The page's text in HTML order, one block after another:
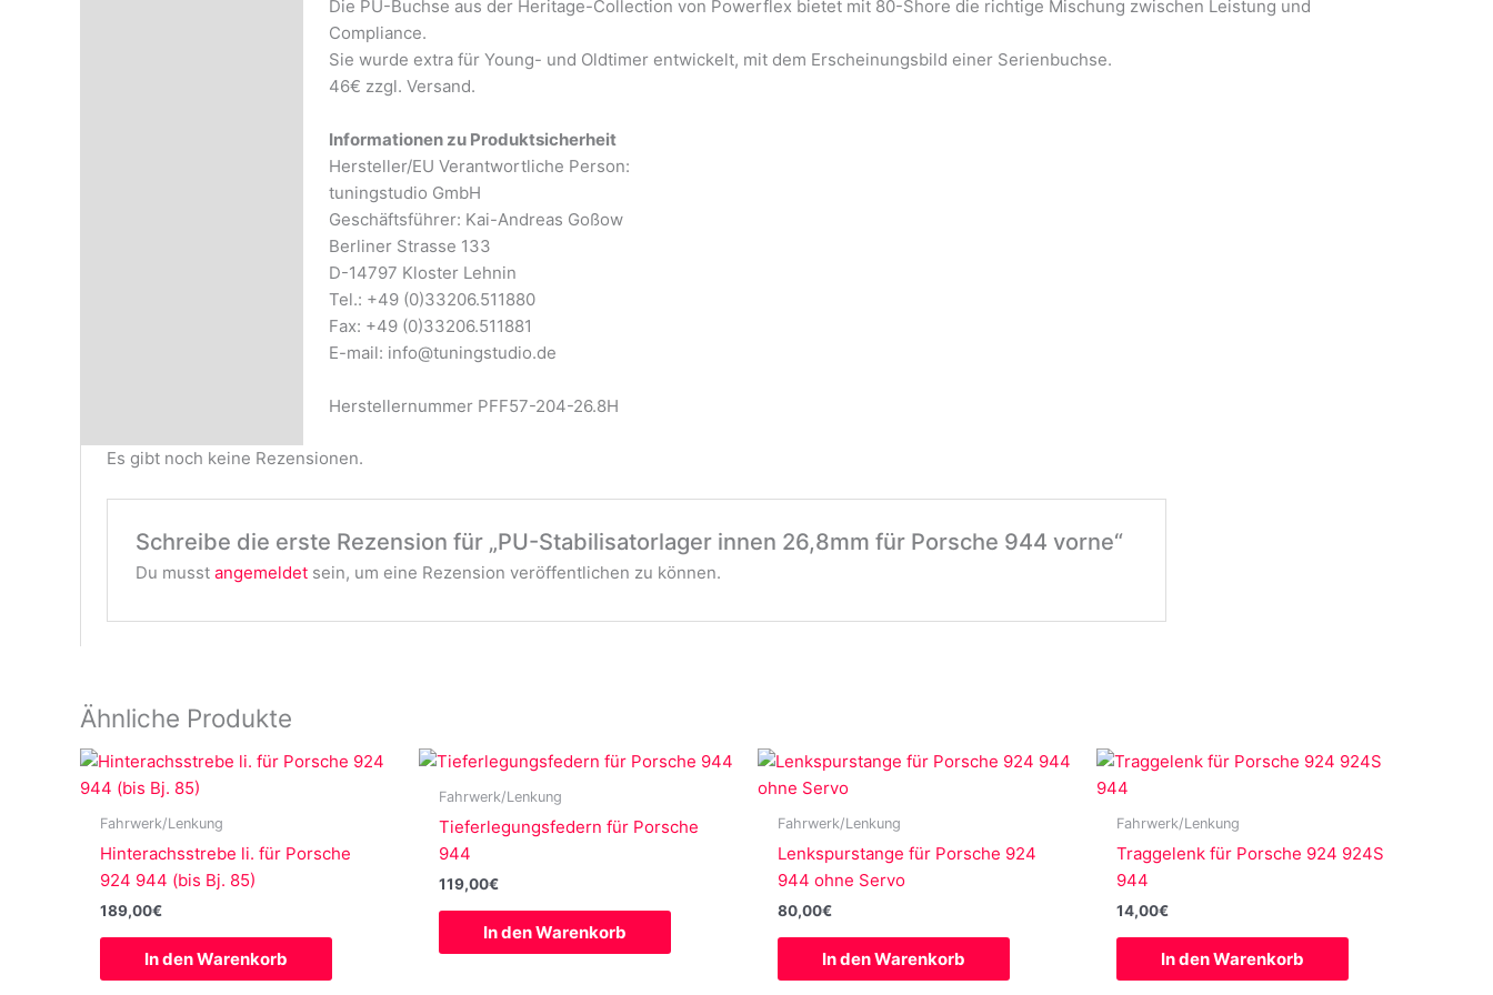
Die PU-Buchse aus der Heritage-Collection von Powerflex bietet mit 80-Shore die richtige Mischung zwischen Leistung und
Compliance.
Sie wurde extra für Young- und Oldtimer entwickelt, mit dem Erscheinungsbild einer Serienbuchse.
46€ zzgl. Versand.
Informationen zu Produktsicherheit
Hersteller/EU Verantwortliche Person:
tuningstudio GmbH
Geschäftsführer: Kai-Andreas Goßow
Berliner Strasse 133
D-14797 Kloster Lehnin
Tel.: +49 (0)33206.511880
Fax: +49 (0)33206.511881
E-mail: info@tuningstudio.de
Herstellernummer PFF57-204-26.8H
Es gibt noch keine Rezensionen.
Schreibe die erste Rezension für „PU-Stabilisatorlager innen 26,8mm für Porsche 944 vorne“
Du musst angemeldetsein, um eine Rezension veröffentlichen zu können.
Ähnliche Produkte
Fahrwerk/Lenkung
Hinterachsstrebe li. für Porsche
924 944 (bis Bj. 85)
189,00€
In den Warenkorb
Fahrwerk/Lenkung
Tieferlegungsfedern für Porsche
944
119,00€
In den Warenkorb
Fahrwerk/Lenkung
Lenkspurstange für Porsche 924
944 ohne Servo
80,00€
In den Warenkorb
Fahrwerk/Lenkung
Traggelenk für Porsche 924 924S
944
14,00€
In den Warenkorb